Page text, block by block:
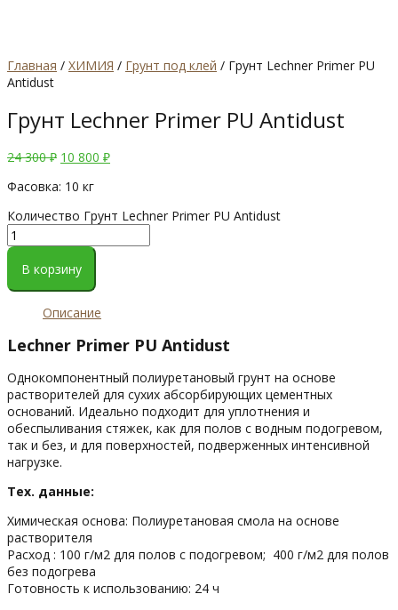
Главная / ХИМИЯ / Грунт под клей / Грунт Lechner Primer PU
Antidust
Грунт Lechner Primer PU Antidust
24 300₽ 10 800 ₽
Фасовка: 10 кг
Количество Грунт Lechner Primer PU Antidust
В корзину
Описание
Lechner Primer PU Antidust
Однокомпонентный полиуретановый грунт на основе
растворителей для сухих абсорбирующих цементных
оснований. Идеально подходит для уплотнения и
обеспыливания стяжек, как для полов с водным подогревом,
так и без, и для поверхностей, подверженных интенсивной
нагрузке.
Тех. данные:
Химическая основа: Полиуретановая смола на основе
растворителя
Расход : 100 г/м2 для полов с подогревом; 400 г/м2 для полов
без подогрева
Готовность к использованию: 24 ч